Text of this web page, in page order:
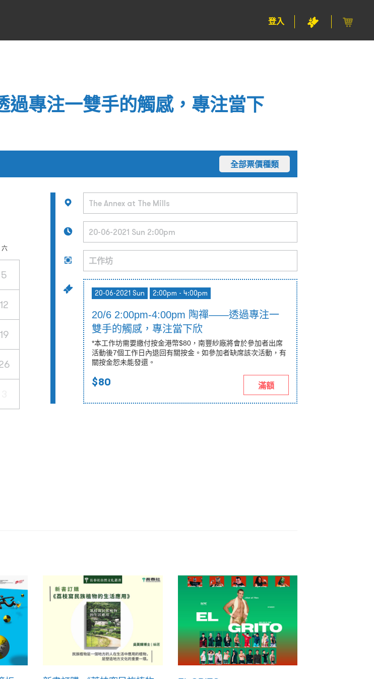
登入
專注一雙手的觸感，專注當下
全部票價種類
六
5
12
19
20-06-2021 Sun 2:00pm - 4:00pm
20/6 2:00pm-4:00pm 陶禪——透過專注一
雙手的觸感，專注當下欣
*本工作坊需要繳付按金港幣$80，南豐紗廠將會於參加者出席
活動後7個工作日內退回有關按金。如參加者缺席該次活動，有
關按金恕未能發還。
$80 滿額